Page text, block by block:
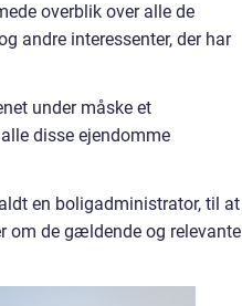
overblik over alle de
andre interessenter, der har
under måske et
disse ejendomme
en boligadministrator, til at
om de gældende og relevante